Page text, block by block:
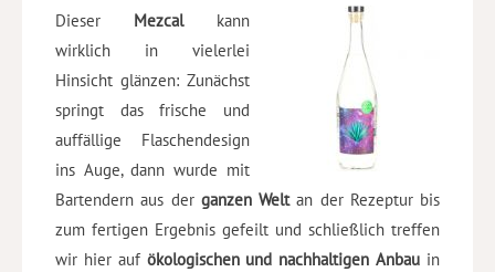
Dieser Mezcalkann
wirklich in vielerlei
Hinsicht glänzen: Zunächst
springt das frische und
auffällige Flaschendesign
ins Auge, dann wurde mit
Bartendern aus der ganzen Weltan der Rezeptur bis
zum fertigen Ergebnis gefeilt und schließlich treffen
wir hier auf ökologischen und nachhaltigen Anbau in